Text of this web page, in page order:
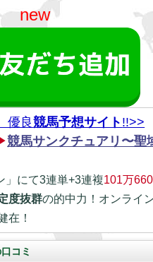
new
優良競馬予想サイト !!>>
競馬サンクチュアリ〜聖
」にて3連単+3連複101万
度抜群の的中力！オンライ
在！
コミ